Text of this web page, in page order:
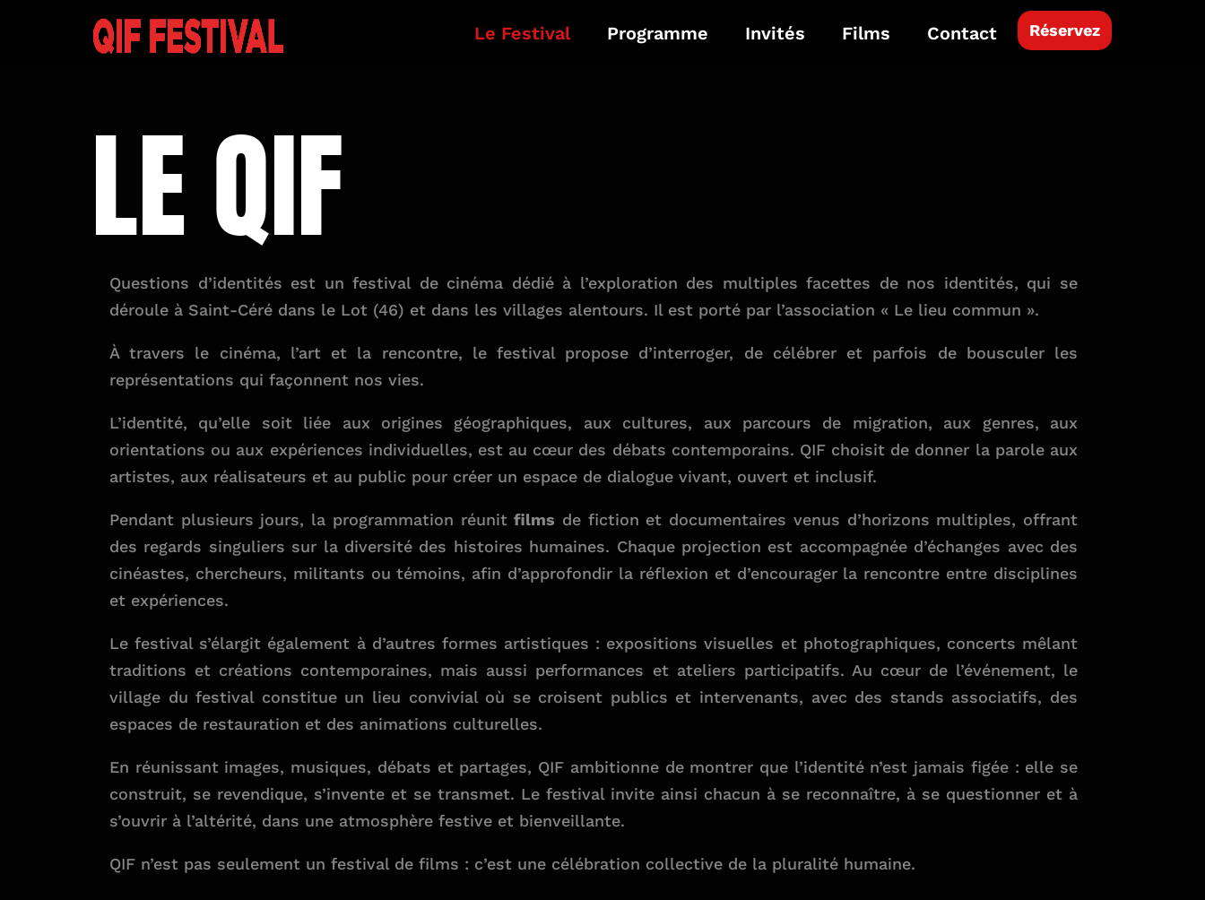
Réservez
Le Festival Programme Invités Films Contact
LE QIF
Questions d’identités est un festival de cinéma dédié à l’exploration des multiples facettes de nos identités, qui se
déroule à Saint-Céré dans le Lot (46) et dans les villages alentours. Il est porté par l’association « Le lieu commun ».
À travers le cinéma, l’art et la rencontre, le festival propose d’interroger, de célébrer et parfois de bousculer les
représentations qui façonnent nos vies.
L’identité, qu’elle soit liée aux origines géographiques, aux cultures, aux parcours de migration, aux genres, aux
orientations ou aux expériences individuelles, est au cœur des débats contemporains. QIF choisit de donner la parole aux
artistes, aux réalisateurs et au public pour créer un espace de dialogue vivant, ouvert et inclusif.
Pendant plusieurs jours, la programmation réunitfilms de fiction et documentaires venus d’horizons multiples, offrant
des regards singuliers sur la diversité des histoires humaines. Chaque projection est accompagnée d’échanges avec des
cinéastes, chercheurs, militants ou témoins, afin d’approfondir la réflexion et d’encourager la rencontre entre disciplines
et expériences.
Le festival s’élargit également à d’autres formes artistiques : expositions visuelles et photographiques, concerts mêlant
traditions et créations contemporaines, mais aussi performances et ateliers participatifs. Au cœur de l’événement, le
village du festival constitue un lieu convivial où se croisent publics et intervenants, avec des stands associatifs, des
espaces de restauration et des animations culturelles.
En réunissant images, musiques, débats et partages, QIF ambitionne de montrer que l’identité n’est jamais figée : elle se
construit, se revendique, s’invente et se transmet. Le festival invite ainsi chacun à se reconnaître, à se questionner et à
s’ouvrir à l’altérité, dans une atmosphère festive et bienveillante.
QIF n’est pas seulement un festival de films : c’est une célébration collective de la pluralité humaine.